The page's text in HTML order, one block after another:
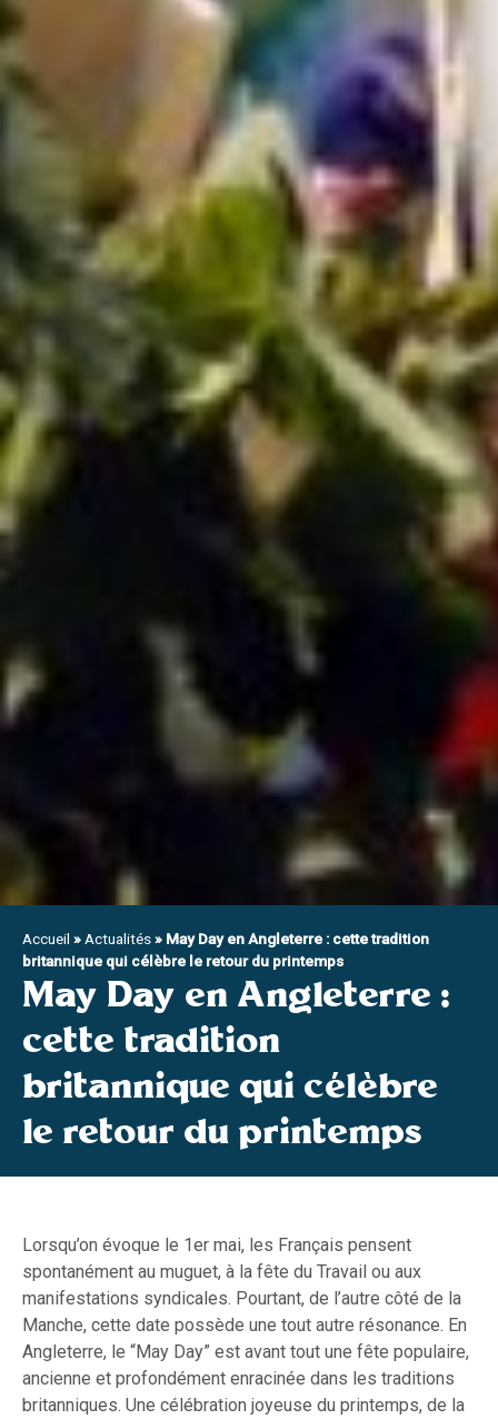
Accueil » Actualités» May Day en Angleterre : cette tradition
britannique qui célèbre le retour du printemps
May Day en Angleterre :
cette tradition
britannique qui célèbre
le retour du printemps
Lorsqu’on évoque le 1er mai, les Français pensent
spontanément au muguet, à la fête du Travail ou aux
manifestations syndicales. Pourtant, de l’autre côté de la
Manche, cette date possède une tout autre résonance. En
Angleterre, le “May Day” est avant tout une fête populaire,
ancienne et profondément enracinée dans les traditions
britanniques. Une célébration joyeuse du printemps, de la